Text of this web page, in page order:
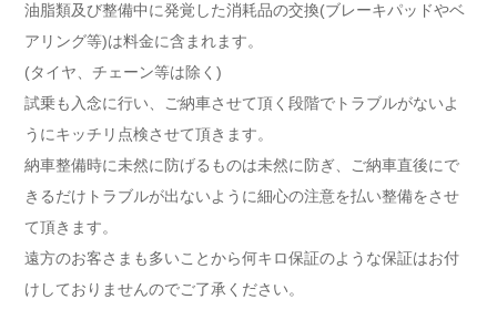
油脂類及び整備中に発覚した消耗品の交換(ブレーキパッドやベ
アリング等)は料金に含まれます。
(タイヤ、チェーン等は除く)
試乗も入念に行い、ご納車させて頂く段階でトラブルがないよ
うにキッチリ点検させて頂きます。
納車整備時に未然に防げるものは未然に防ぎ、ご納車直後にで
きるだけトラブルが出ないように細心の注意を払い整備をさせ
て頂きます。
遠方のお客さまも多いことから何キロ保証のような保証はお付
けしておりませんのでご了承ください。